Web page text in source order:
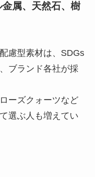
属、天然石、樹
慮型素材は、SDGs
ブランド各社が採
ーズクォーツなど
選ぶ人も増えてい